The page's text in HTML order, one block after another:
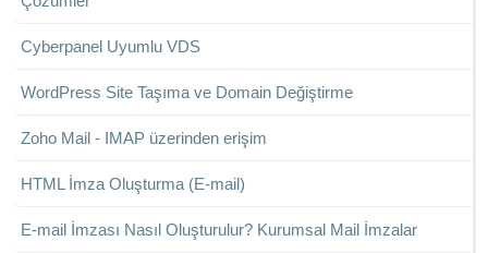
Cyberpanel Uyumlu VDS
WordPress Site Taşıma ve Domain Değiştirme
Zoho Mail - IMAP üzerinden erişim
HTML İmza Oluşturma (E-mail)
E-mail İmzası Nasıl Oluşturulur? Kurumsal Mail İmzalar